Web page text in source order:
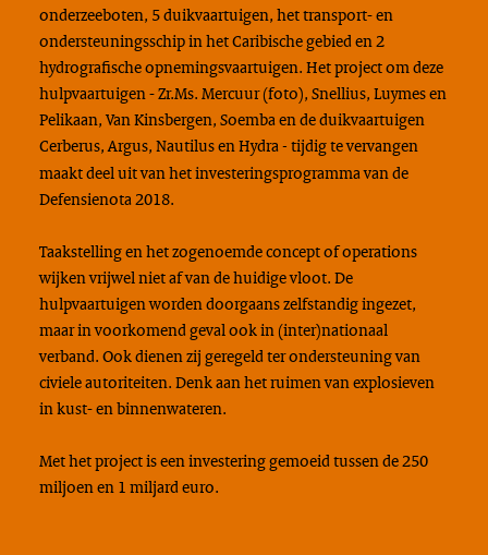
onderzeeboten, 5 duikvaartuigen, het transport- en
ondersteuningsschip in het Caribische gebied en 2
hydrografische opnemingsvaartuigen. Het project om deze
hulpvaartuigen - Zr.Ms. Mercuur (foto), Snellius, Luymes en
Pelikaan, Van Kinsbergen, Soemba en de duikvaartuigen
Cerberus, Argus, Nautilus en Hydra- tijdig te vervangen
maakt deel uit van het investeringsprogramma van de
Defensienota 2018.
Taakstelling en het zogenoemde concept of operations
wijken vrijwel niet af van de huidige vloot. De
hulpvaartuigen worden doorgaans zelfstandig ingezet,
maar in voorkomend geval ook in (inter)nationaal
verband. Ook dienen zij geregeld ter ondersteuning van
civiele autoriteiten. Denk aan het ruimen van explosieven
in kust- en binnenwateren.
Met het project is een investering gemoeid tussen de 250
miljoen en 1 miljard euro.